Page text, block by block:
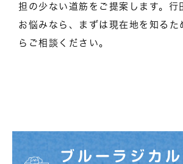
担の少ない道筋をご提案します。行
お悩みなら、まずは現在地を知るた
らご相談ください。
ブルーラジカ